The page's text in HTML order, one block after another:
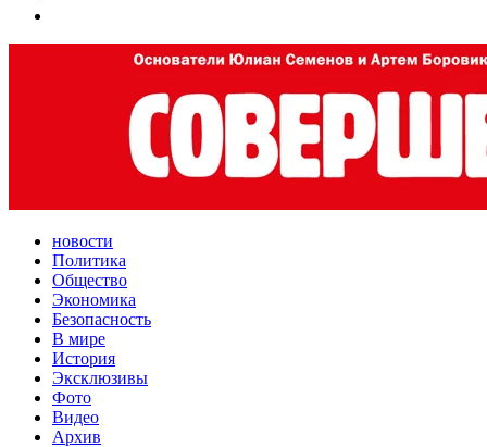
новости
Политика
Общество
Экономика
Безопасность
В мире
История
Эксклюзивы
Фото
Видео
Архив